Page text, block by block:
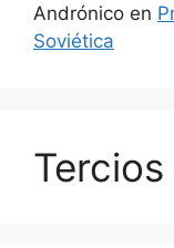
Andrónico en
Soviética